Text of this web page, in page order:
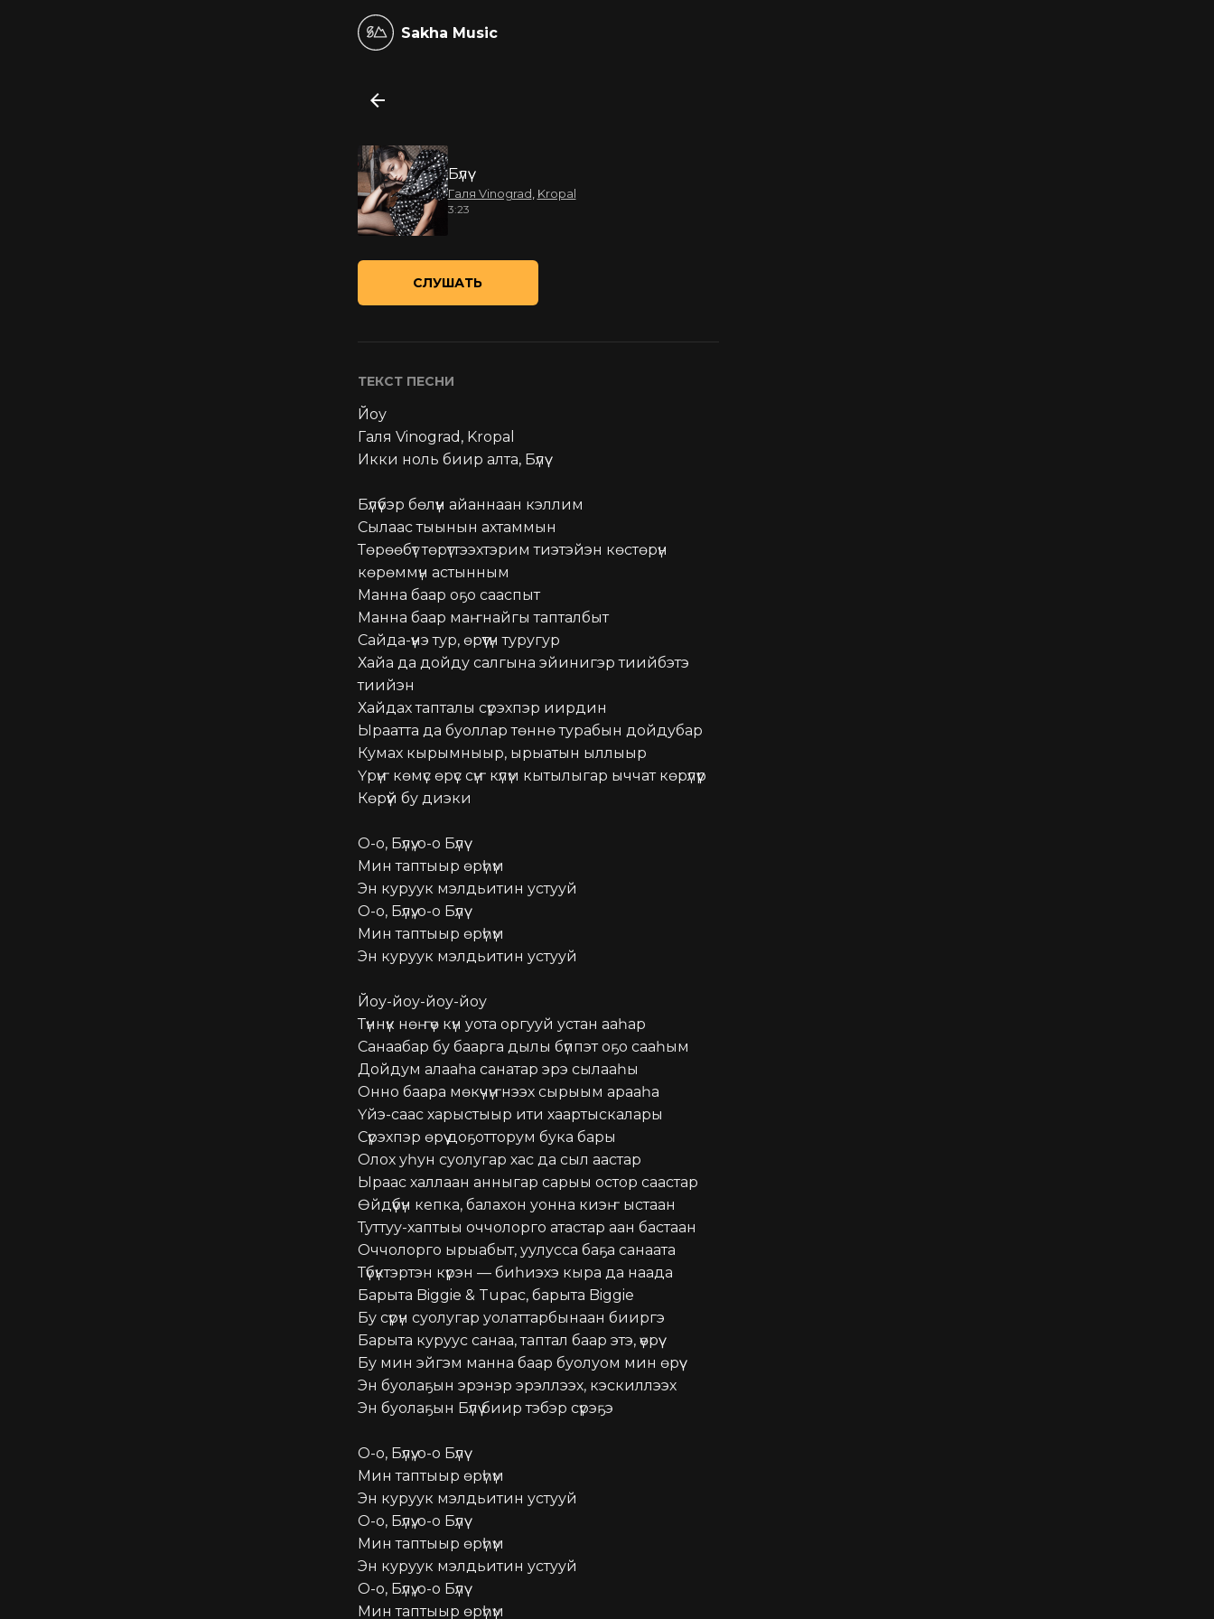
Sakha Music
Бүлүү
Галя Vinograd Kropal
3:23
СЛУШАТЬ
ТЕКСТ ПЕСНИ
Йоу
Галя Vinograd, Kropal
Икки ноль биир алта, Бүлүү
Бүлүүбэр бөлүүн айаннаан кэллим
Сылаас тыынын ахтаммын
Төрөөбүт төрүттээхтэрим тиэтэйэн көстөрүн
көрөммүн астынным
Манна баар оҕо сааспыт
Манна баар маҥнайгы тапталбыт
Сайда-үүнэ тур, өрүүтүн туругур
Хайа да дойду салгына эйинигэр тиийбэтэ
тиийэн
Хайдах тапталы сүрэхпэр иирдин
Ыраатта да буоллар төннө турабын дойдубар
Кумах кырымныыр, ырыатын ыллыыр
Үрүҥ көмүс өрүс сүҥ күлүм кытылыгар ыччат көрүлүүр
Көрүүй бу диэки
О-о, Бүлүү, о-о Бүлүү
Мин таптыыр өрүһүм
Эн куруук мэлдьитин устууй
О-о, Бүлүү, о-о Бүлүү
Мин таптыыр өрүһүм
Эн куруук мэлдьитин устууй
Йоу-йоу-йоу-йоу
Түннүк нөҥүө күн уота оргууй устан ааһар
Санаабар бу баарга дылы бүппэт оҕо сааһым
Дойдум алааһа санатар эрэ сылааһы
Онно баара мөкүчүҥнээх сырыым арааһа
Үйэ-саас харыстыыр ити хаартыскалары
Сүрэхпэр өрүү доҕотторум бука бары
Олох уһун суолугар хас да сыл аастар
Ыраас халлаан анныгар сарыы остор саастар
Өйдүүбүн кепка, балахон уонна киэҥ ыстаан
Туттуу-хаптыы оччолорго атастар аан бастаан
Оччолорго ырыабыт, уулусса баҕа санаата
Түбүктэртэн күрэн — биһиэхэ кыра да наада
Барыта Biggie & Tupac, барыта Biggie
Бу сүрүн суолугар уолаттарбынаан бииргэ
Барыта куруус санаа, таптал баар этэ, үөрүү
Бу мин эйгэм манна баар буолуом мин өрүү
Эн буолаҕын эрэнэр эрэллээх, кэскиллээх
Эн буолаҕын Бүлүү биир тэбэр сүрэҕэ
О-о, Бүлүү, о-о Бүлүү
Мин таптыыр өрүһүм
Эн куруук мэлдьитин устууй
О-о, Бүлүү, о-о Бүлүү
Мин таптыыр өрүһүм
Эн куруук мэлдьитин устууй
О-о, Бүлүү, о-о Бүлүү
Мин таптыыр өрүһүм